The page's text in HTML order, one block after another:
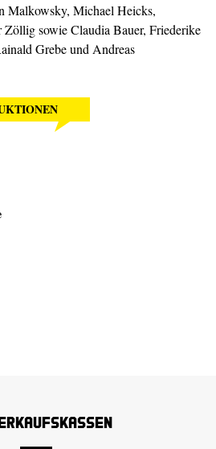
Malkowsky, Michael Heicks,
Zöllig sowie Claudia Bauer, Friederike
Grebe und Andreas